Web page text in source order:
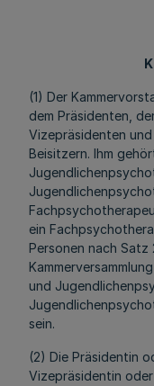
(1) Der
dem Präsidenten,
Vizepräsidenten
Beisitzern. Ihm
ein
Personen nach Satz
und
sein.
(2) Die Präsidentin
Vizepräsidentin